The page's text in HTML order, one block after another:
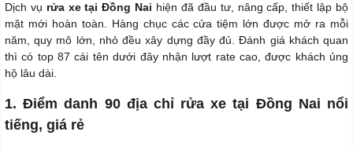
Dịch vụ rửa xe tại Đồng Nai hiện đã đầu tư, nâng cấp, thiết lập bộ
mặt mới hoàn toàn. Hàng chục các cửa tiệm lớn được mở ra mỗi
năm, quy mô lớn, nhỏ đều xây dựng đầy đủ. Đánh giá khách quan
thì có top 87 cái tên dưới đây nhận lượt rate cao, được khách ủng
hộ lâu dài.
1. Điểm danh 90 địa chỉ rửa xe tại Đồng Nai nổi
tiếng, giá rẻ